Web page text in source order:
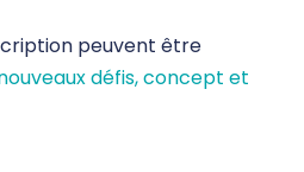
peuvent être
défis, concept et